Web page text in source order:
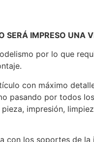
SERÁ IMPRESO UNA
por lo que
con máximo
pasando por todos
impresión,
con los soportes de